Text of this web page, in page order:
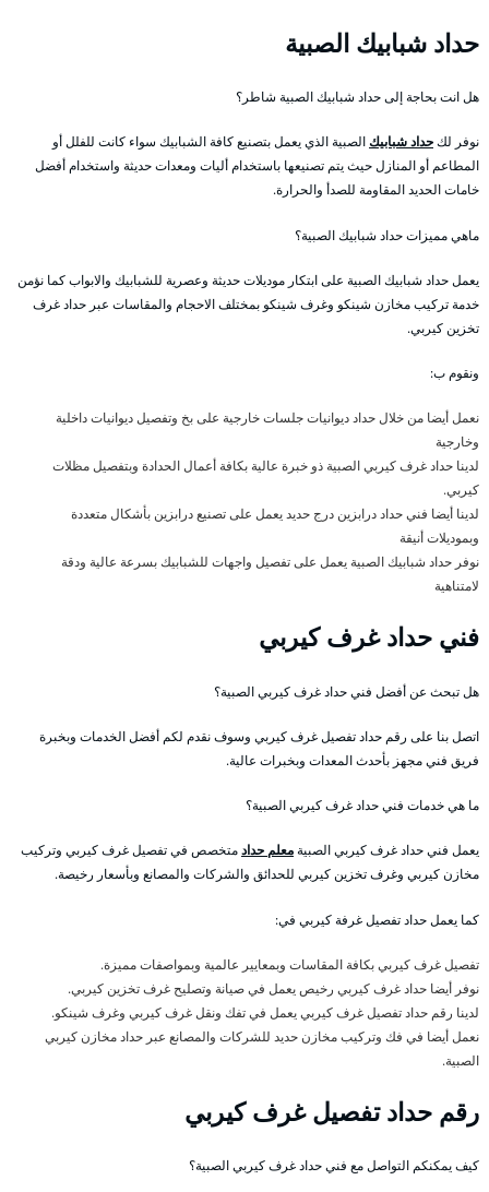
حداد شبابيك الصبية
هل انت بحاجة إلى حداد شبابيك الصبية شاطر؟
نوفر لكحداد شبابيك الصبية الذي يعمل بتصنيع كافة الشبابيك سواء كانت للفلل أو
المطاعم أو المنازل حيث يتم تصنيعها باستخدام أليات ومعدات حديثة واستخدام أفضل
خامات الحديد المقاومة للصدأ والحرارة.
ماهي مميزات حداد شبابيك الصبية؟
يعمل حداد شبابيك الصبية على ابتكار موديلات حديثة وعصرية للشبابيك والابواب كما نؤمن
خدمة تركيب مخازن شينكو وغرف شينكو بمختلف الاحجام والمقاسات عبر حداد غرف
تخزين كيربي.
ونقوم ب:
نعمل أيضا من خلال حداد ديوانيات جلسات خارجية على بخ وتفصيل ديوانيات داخلية
وخارجية
لدينا حداد غرف كيربي الصبية ذو خبرة عالية بكافة أعمال الحدادة وبتفصيل مظلات
كيربي.
لدينا أيضا فني حداد درابزين درج حديد يعمل على تصنيع درابزين بأشكال متعددة
وبموديلات أنيقة
نوفر حداد شبابيك الصبية يعمل على تفصيل واجهات للشبابيك بسرعة عالية ودقة
لامتناهية
فني حداد غرف كيربي
هل تبحث عن أفضل فني حداد غرف كيربي الصبية؟
اتصل بنا على رقم حداد تفصيل غرف كيربي وسوف نقدم لكم أفضل الخدمات وبخبرة
فريق فني مجهز بأحدث المعدات وبخبرات عالية.
ما هي خدمات فني حداد غرف كيربي الصبية؟
يعمل فني حداد غرف كيربي الصبيةمعلم حدادمتخصص في تفصيل غرف كيربي وتركيب
مخازن كيربي وغرف تخزين كيربي للحدائق والشركات والمصانع وبأسعار رخيصة.
كما يعمل حداد تفصيل غرفة كيربي في:
تفصيل غرف كيربي بكافة المقاسات وبمعايير عالمية وبمواصفات مميزة.
نوفر أيضا حداد غرف كيربي رخيص يعمل في صيانة وتصليح غرف تخزين كيربي.
لدينا رقم حداد تفصيل غرف كيربي يعمل في تفك ونقل غرف كيربي وغرف شينكو.
نعمل أيضا في فك وتركيب مخازن حديد للشركات والمصانع عبر حداد مخازن كيربي
الصبية.
رقم حداد تفصيل غرف كيربي
كيف يمكنكم التواصل مع فني حداد غرف كيربي الصبية؟